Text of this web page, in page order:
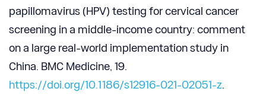
papillomavirus (HPV) testing for cervical cancer
screening in a middle-income country: comment
on a large real-world implementation study in
China. BMC Medicine, 19.
https://doi.org/10.1186/s12916-021-02051-z.